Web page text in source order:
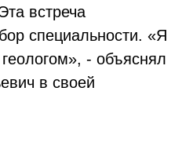
встреча
специальности. «Я
- объяснял
в своей